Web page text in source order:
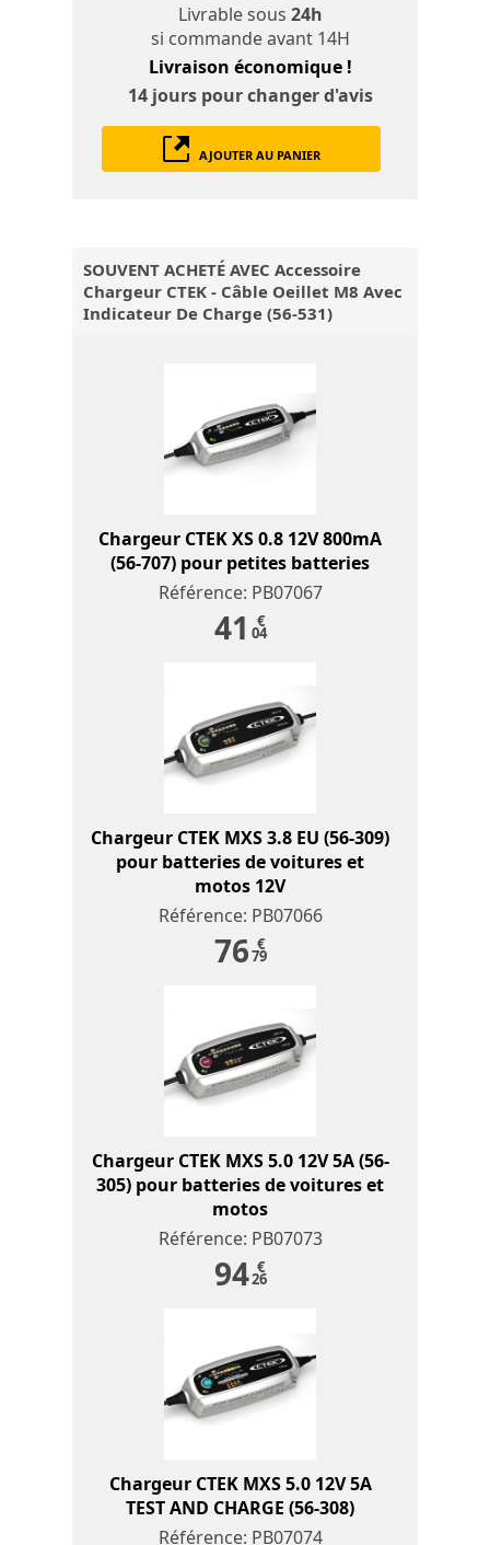
Livrable sous 24h
si commande avant 14H
Livraison économique !
14 jourspour changer d'avis
AJOUTER AU PANIER
SOUVENT ACHETÉ AVEC Accessoire
Chargeur CTEK - Câble Oeillet M8 Avec
Indicateur De Charge (56-531)
Chargeur CTEK XS 0.8 12V 800mA
(56-707) pour petites batteries
Référence: PB07067
41 €
04
Chargeur CTEK MXS 3.8 EU (56-309)
pour batteries de voitures et
motos 12V
Référence: PB07066
76 €
79
Chargeur CTEK MXS 5.0 12V 5A (56-
305) pour batteries de voitures et
motos
Référence: PB07073
94 €
26
Chargeur CTEK MXS 5.0 12V 5A
TEST AND CHARGE (56-308)
Référence: PB07074